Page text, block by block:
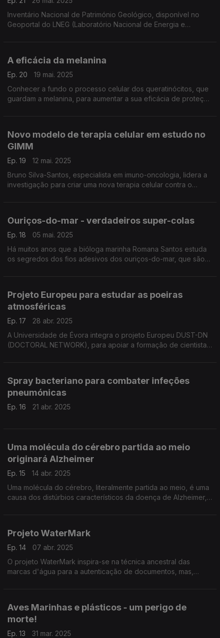
Inventário Nacional de Património Geológico, disponível no
Geoportal do LNEG (Laboratório Nacional de Energia e
A eficácia da melanina
Ep. 20
19 mai. 2025
Conhecer a fundo o processo celular dos queratinócitos, que
guardam a melanina, para aumentar a sua eficácia de proteção
Novo modelo de terapia celular em estudo no
GIMM
Ep. 19
12 mai. 2025
Bruno Silva-Santos, especialista em imuno-oncologia, lidera a
investigação para criar uma nova terapia celular contra o
Ouriços-do-mar - verdadeiros super-colas
Ep. 18
05 mai. 2025
Há muitos anos que a bióloga marinha Romana Santos estuda
os segredos dos fios adesivos dos ouriços-do-mar, que são
Projeto Europeu para estudar as poeiras
atmosféricas
Ep. 17
28 abr. 2025
A Universidade de Évora integra o projeto Europeu DUST-DN
(DOCTORAL NETWORK), para apoiar a formação de cientistas
Spray bacteriano para combater infeções
pneumónicas
Ep. 16 21 abr. 2025
Uma molécula do cérebro partida ao meio
originará Alzheimer
Ep. 15
14 abr. 2025
Uma molécula do cérebro, literalmente partida ao meio, é uma
causa dos distúrbios característicos da doença de Alzheimer,
Projeto WaterMark
Ep. 14
07 abr. 2025
O projeto WaterMark inspira-se na técnica ancestral das
marcas d'água para a autenticação de documentos, mas,
Aves Marinhas e plásticos - um perigo de
morte!
Ep. 13
31 mar. 2025